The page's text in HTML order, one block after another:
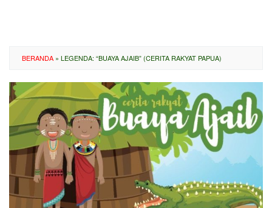
BERANDA » LEGENDA: “BUAYA AJAIB” (CERITA RAKYAT PAPUA)